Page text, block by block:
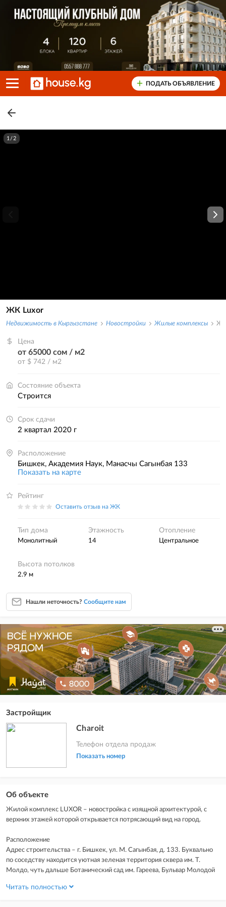
ПОДАТЬ ОБЪЯВЛЕНИЕ
1/2
ЖК Luxor
Недвижимость в Кыргызстане Новостройки Жилые комплексы ЖК
Цена
от 65000 сом / м2
от $ 742 / м2
Состояние объекта
строится
Срок сдачи
2 квартал 2020 г
Расположение
Бишкек, Академия Наук, Манасчы Сагынбая 133
Показать на карте
Рейтинг
Оставить отзыв на ЖК
Тип дома
монолитный
Этажность
14
Отопление
центральное
Высота потолков
2.9 м
Нашли неточность? Сообщите нам
Застройщик
Charoit
Телефон отдела продаж
Показать номер
Об объекте
Жилой комплекс LUXOR – новостройка с изящной архитектурой, с
верхних этажей которой открывается потрясающий вид на город.
Расположение
Адрес строительства – г. Бишкек, ул. М. Сагынбая, д. 133. Буквально
по соседству находится уютная зеленая территория сквера им. Т.
Молдо, чуть дальше Ботанический сад им. Гареева, Бульвар Молодой
проспекта и центральной части города.
Читать полностью